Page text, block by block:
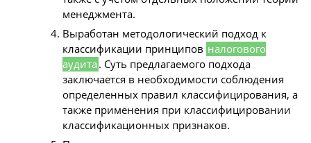
менеджмента.
Выработан методологический подход к
классификации принципов налогового
аудита . Суть предлагаемого подхода
заключается в необходимости соблюдения
определенных правил классифицирования, а
также применения при классифицировании
классификационных признаков.